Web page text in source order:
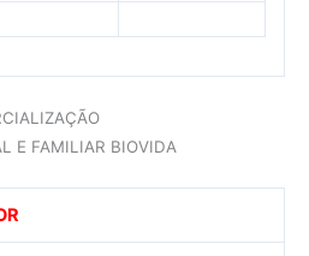
E FAMILIAR BIOVIDA